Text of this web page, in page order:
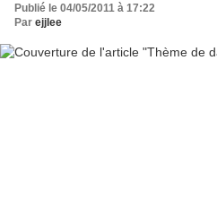
Publié le 04/05/2011 à 17:22
Par ejjlee